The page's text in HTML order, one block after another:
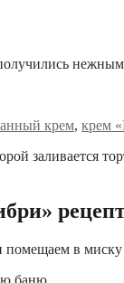
крем, крем
заливается
помещаем в